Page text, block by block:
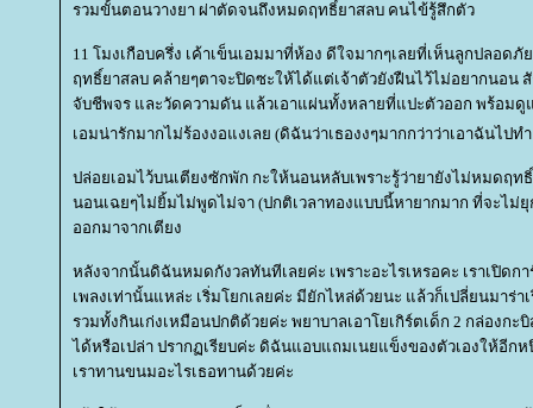
รวมขั้นตอนวางยา ผ่าตัดจนถึงหมดฤทธิ์ยาสลบ คนไข้รู้สึกตัว
11 โมงเกือบครึ่ง เค้าเข็นเอมมาที่ห้อง ดีใจมากๆเลยที่เห็นลูกปลอ
ฤทธิ์ยาสลบ คล้ายๆตาจะปิดซะให้ได้แต่เจ้าตัวยังฝืนไว้ไม่อยากนอน
จับชีพจร และวัดความดัน แล้วเอาแผ่นทั้งหลายที่แปะตัวออก พร้อมดู
เอมน่ารักมากไม่ร้องงอแงเลย (ดิฉันว่าเธองงๆมากกว่าว่าเอาฉันไปท
ปล่อยเอมไว้บนเตียงซักพัก กะให้นอนหลับเพราะรู้ว่ายายังไม่หมดฤท
นอนเฉยๆไม่ยิ้มไม่พูดไม่จา (ปกติเวลาทองแบบนี้หายากมาก ที่จะไม่
ออกมาจากเตียง
หลังจากนั้นดิฉันหมดกังวลทันทีเลยค่ะ เพราะอะไรเหรอคะ เราเปิดก
เพลงเท่านั้นแหล่ะ เริ่มโยกเลยค่ะ มียักไหล่ด้วยนะ แล้วก็เปลี่ยนมาร่
รวมทั้งกินเก่งเหมือนปกติด้วยค่ะ พยาบาลเอาโยเกิร์ตเด็ก 2 กล่องก
ได้หรือเปล่า ปรากฏเรียบค่ะ ดิฉันแอบแถมเนยแข็งของตัวเองให้อี
เราทานขนมอะไรเธอทานด้วยค่ะ